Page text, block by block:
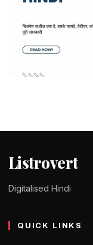
Listrovert
Digitalised Hindi
QUICK LINKS